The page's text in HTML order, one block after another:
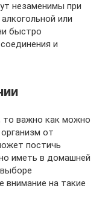
незаменимы при
или
быстро
и
то важно как можно
от
постичь
иметь в домашней
внимание на такие